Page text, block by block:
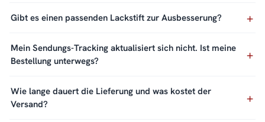
Gibt es einen passenden Lackstift zur Ausbesserung?
Mein Sendungs-Tracking aktualisiert sich nicht. Ist meine
Bestellung unterwegs?
Wie lange dauert die Lieferung und was kostet der
Versand?